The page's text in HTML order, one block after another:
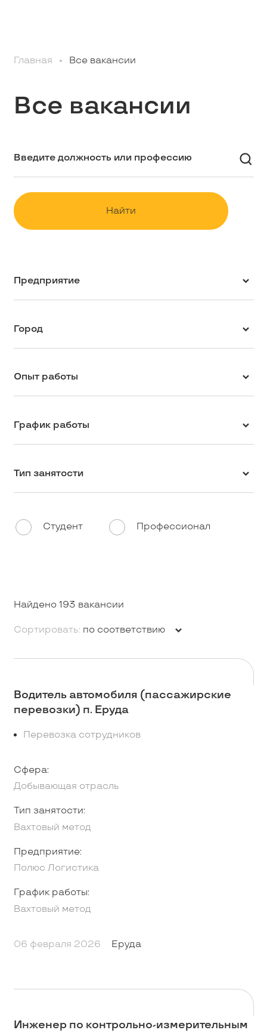
Студентам
Школьникам
Контакты
Главная Все вакансии
Все вакансии
Найти
Предприятие
Город
Опыт работы
График работы
Тип занятости
Студент Профессионал
Сортировать: по соответствию
Найдено 193 вакансии
Водитель автомобиля (пассажирские
перевозки) п. Еруда
Перевозка сотрудников
Сфера:
Добывающая отрасль
Тип занятости:
Вахтовый метод
Предприятие:
Полюс Логистика
График работы:
Вахтовый метод
06 февраля 2026 Еруда
Инженер по контрольно-измерительным